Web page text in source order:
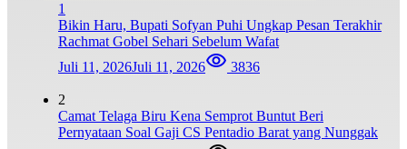
1
Bikin Haru, Bupati Sofyan Puhi Ungkap Pesan Terakhir
Rachmat Gobel Sehari Sebelum Wafat
Juli 11, 2026Juli 11, 2026 3836
2
Camat Telaga Biru Kena Semprot Buntut Beri
Pernyataan Soal Gaji CS Pentadio Barat yang Nunggak